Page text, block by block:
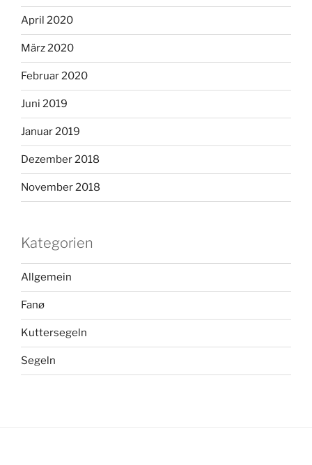
April 2020
März 2020
Februar 2020
Juni 2019
Januar 2019
Dezember 2018
November 2018
Kategorien
Allgemein
Fanø
Kuttersegeln
Segeln